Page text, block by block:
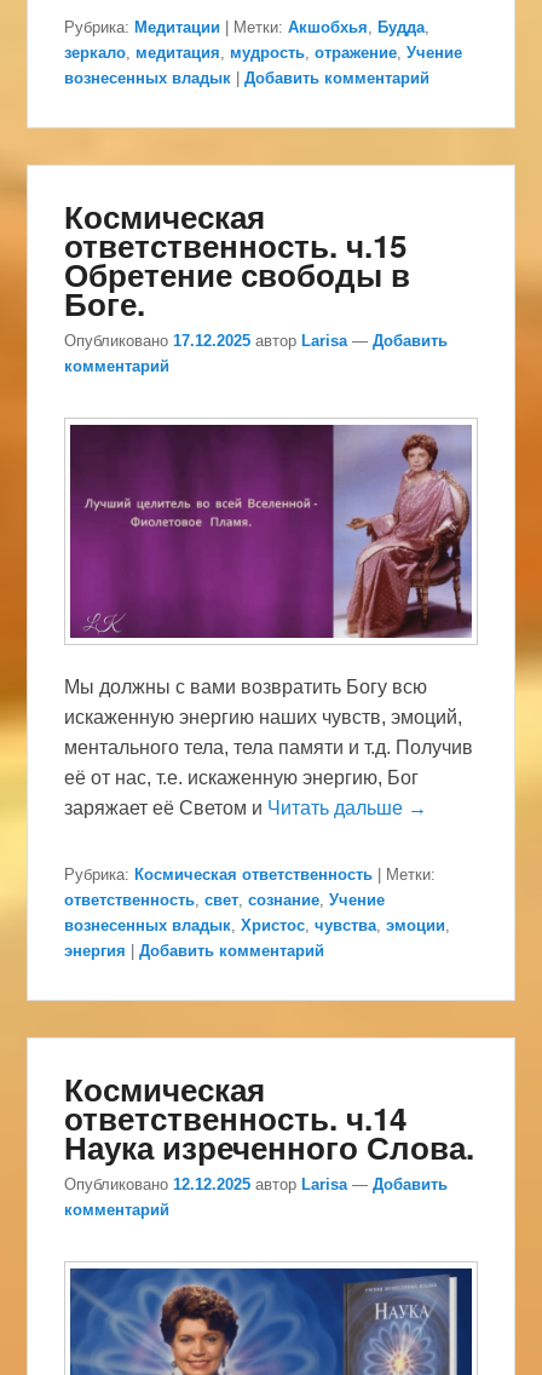
Рубрика: Медитации Метки: Акшобхья, Будда,
зеркало, медитация, мудрость,отражение,Учение
вознесенных владык
|Добавить комментарий
Космическая
ответственность. ч.15
Обретение свободы в
Боге.
Опубликовано17.12.2025 автор Larisa —Добавить
комментарий
Мы должны с вами возвратить Богу всю
искаженную энергию наших чувств, эмоций,
ментального тела, тела памяти и т.д. Получив
её от нас, т.е. искаженную энергию, Бог
заряжает её Светом и Читать дальше →
Рубрика: Космическая ответственность
Метки:
ответственность,свет,сознание,Учение
вознесенных владык,Христос,чувства,эмоции,
энергия
|Добавить комментарий
Космическая
ответственность. ч.14
Наука изреченного Слова.
Опубликовано12.12.2025 автор Larisa —Добавить
комментарий